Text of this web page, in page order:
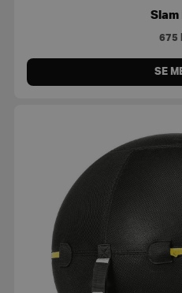
Slam
675
SE